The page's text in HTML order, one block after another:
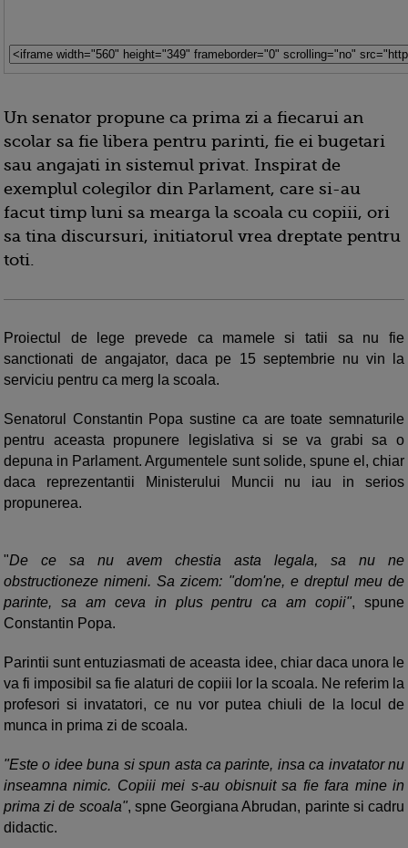
Un senator propune ca prima zi a fiecarui an
scolar sa fie libera pentru parinti, fie ei bugetari
sau angajati in sistemul privat. Inspirat de
exemplul colegilor din Parlament, care si-au
facut timp luni sa mearga la scoala cu copiii, ori
sa tina discursuri, initiatorul vrea dreptate pentru
toti.
Proiectul de lege prevede ca mamele si tatii sa nu fie
sanctionati de angajator, daca pe 15 septembrie nu vin la
serviciu pentru ca merg la scoala.
Senatorul Constantin Popa sustine ca are toate semnaturile
pentru aceasta propunere legislativa si se va grabi sa o
depuna in Parlament. Argumentele sunt solide, spune el, chiar
daca reprezentantii Ministerului Muncii nu iau in serios
propunerea.
"De ce sa nu avem chestia asta legala, sa nu ne
obstructioneze nimeni. Sa zicem: "dom'ne, e dreptul meu de
parinte, sa am ceva in plus pentru ca am copii", spune
Constantin Popa.
Parintii sunt entuziasmati de aceasta idee, chiar daca unora le
va fi imposibil sa fie alaturi de copiii lor la scoala. Ne referim la
profesori si invatatori, ce nu vor putea chiuli de la locul de
munca in prima zi de scoala.
"Este o idee buna si spun asta ca parinte, insa ca invatator nu
inseamna nimic. Copiii mei s-au obisnuit sa fie fara mine in
prima zi de scoala", spne Georgiana Abrudan, parinte si cadru
didactic.